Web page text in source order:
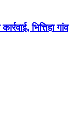
भित्तिहा गांव